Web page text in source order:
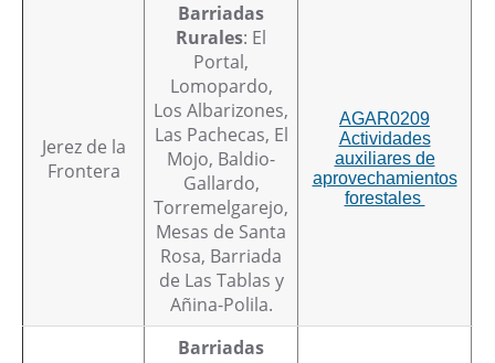
Jerez de la
Frontera
Barriadas
Rurales: El
Portal,
Lomopardo,
Los Albarizones,
Las Pachecas, El
Mojo, Baldio-
Gallardo,
Torremelgarejo,
Mesas de Santa
Rosa, Barriada
de Las Tablas y
Añina-Polila.
AGAR0209
Actividades
auxiliares de
aprovechamientos
forestales
Barriadas